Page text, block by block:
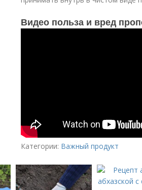
Видео польза и вред
Категории: Важный продукт